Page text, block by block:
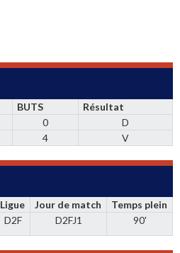
BUTS
Résultat
0
D
4 V
Ligue Jour de match
Temps plein
D2F D2FJ1 90'